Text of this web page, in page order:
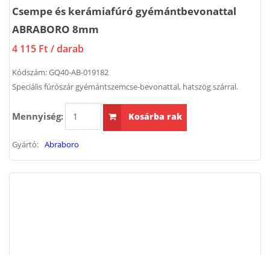
Csempe és kerámiafúró gyémántbevonattal
ABRABORO 8mm
4 115 Ft / darab
Kódszám:GQ40-AB-019182
Speciális fúrószár gyémántszemcse-bevonattal, hatszög szárral.
Mennyiség: Kosárba rak
Gyártó: Abraboro